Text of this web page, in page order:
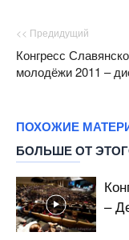
<< Предидущий
Конгресс
молодёжи 2011 –
ПОХОЖИЕ
БОЛЬШЕ ОТ
–